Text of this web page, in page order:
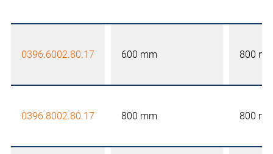
0396.6002.80.17 600 mm 800
0396.8002.80.17 800 mm 800